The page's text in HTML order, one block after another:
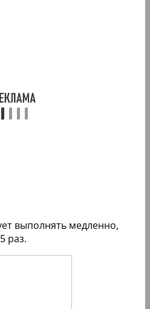
выполнять медленно,
раз.